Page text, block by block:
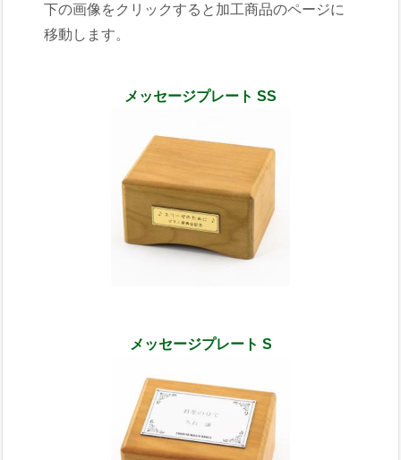
下の画像をクリックすると加工商品のページに
移動します。
メッセージプレート SS
メッセージプレート S